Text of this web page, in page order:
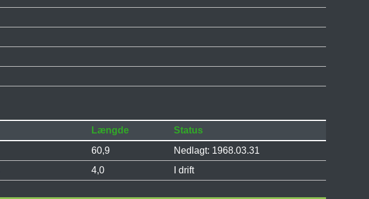
Længde
Status
60,9
Nedlagt: 1968.03.31
4,0 I drift